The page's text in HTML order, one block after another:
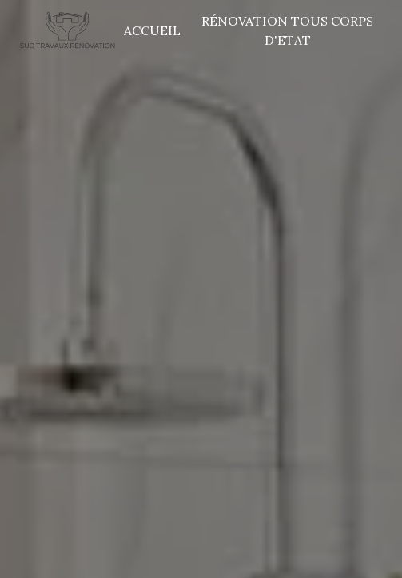
ACCUEIL
RÉNOVATION TOUS CORPS
D'ETAT
Panneau de gestion des cookies